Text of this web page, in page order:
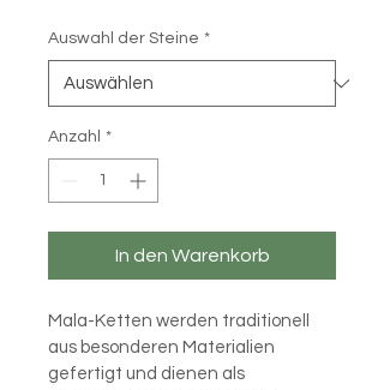
Auswahl der Steine *
Anzahl *
In den Warenkorb
Mala-Ketten werden traditionell
aus besonderen Materialien
gefertigt und dienen als